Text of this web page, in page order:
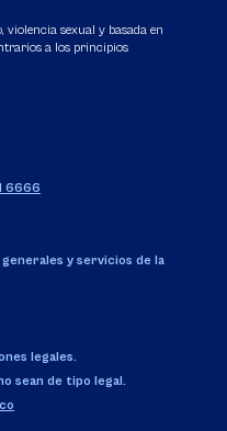
violencia sexual y basada en
a los principios
6666
y servicios de la
legales.
sean de tipo legal.